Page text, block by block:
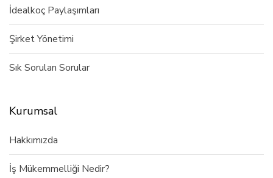
İdealkoç Paylaşımları
Şirket Yönetimi
Sık Sorulan Sorular
Kurumsal
Hakkımızda
İş Mükemmelliği Nedir?